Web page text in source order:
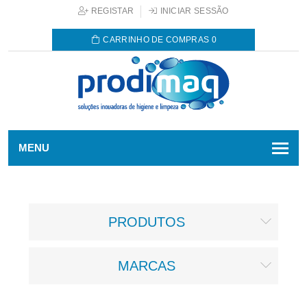
REGISTAR INICIAR SESSÃO
CARRINHO DE COMPRAS 0
MENU
PRODUTOS
MARCAS